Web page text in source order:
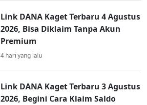
Link DANA Kaget Terbaru 4 Agustus
2026, Bisa Diklaim Tanpa Akun
Premium
4 hari yang lalu
Link DANA Kaget Terbaru 3 Agustus
2026, Begini Cara Klaim Saldo